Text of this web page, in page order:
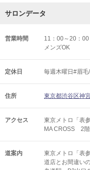
サロンデータ
営業時間
11：00～20：
メンズOK
定休日 毎週木曜日#眉毛
住所 東京都渋谷区神
アクセス
東京メトロ「
MA CROSS 2階
道案内
東京メトロ「表
道店とお間違い